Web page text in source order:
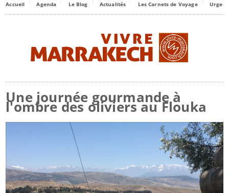
Accueil Agenda Le Blog Actualités Les Carnets de Voyage
Une journée gourmande à
l'ombre des oliviers au Flouka